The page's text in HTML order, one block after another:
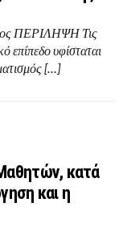
ΠΕΡΙΛΗΨΗ Τις
επίπεδο υφίσταται
[…]
κατά
και η